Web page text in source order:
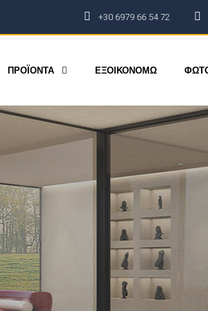
+30 6979 66 54 72
ΠΡΟΪΟΝΤΑ ΕΞΟΙΚΟΝΟΜΩ
BLOG